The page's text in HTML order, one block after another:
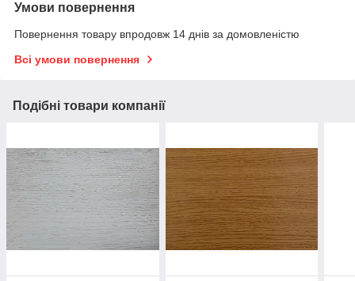
Умови повернення
Повернення товару впродовж 14 днів за домовленістю
Всі умови повернення
Подібні товари компанії